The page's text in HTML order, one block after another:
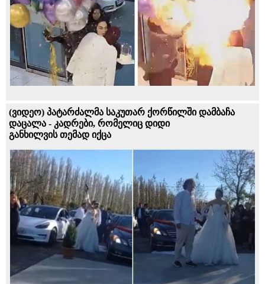
(ვიდეო) პატარძალმა საკუთარ ქორწილში დამბაჩა
დაცალა - კადრები, რომელიც დიდი
განხილვის თემად იქცა